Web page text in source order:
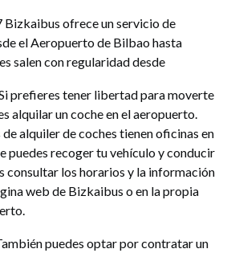
Bizkaibus ofrece un servicio de
el Aeropuerto de Bilbao hasta
salen con regularidad desde
prefieres tener libertad para moverte
alquilar un coche en el aeropuerto.
alquiler de coches tienen oficinas en
puedes recoger tu vehículo y conducir
consultar los horarios y la información
web de Bizkaibus o en la propia
puedes optar por contratar un